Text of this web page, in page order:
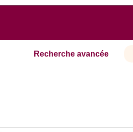
Recherche avancée